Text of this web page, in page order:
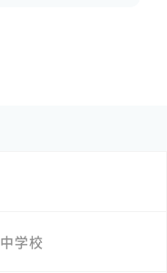
中学校